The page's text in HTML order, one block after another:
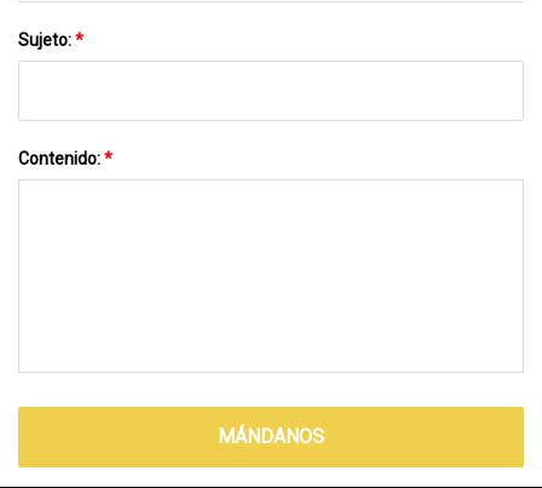
Sujeto:*
Contenido:*
MÁNDANOS